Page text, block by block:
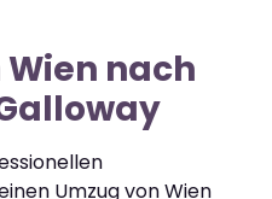
nach
Umzug von Wien